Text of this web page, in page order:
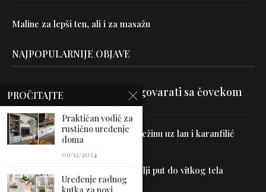
Maline za lepši ten, ali i za masažu
NAJPOPULARNIJE OBJAVE
Velika je veština znati razgovarati sa čovekom
Uništite parazite i normalizujte težinu uz lan i karanfilić
Dr Hajder: Akupunktura je najbolji put do vitkog tela
PROČITAJTE
Praktičan vodič za
rustično uređenje
doma
09/12/2024
Uređenje radnog